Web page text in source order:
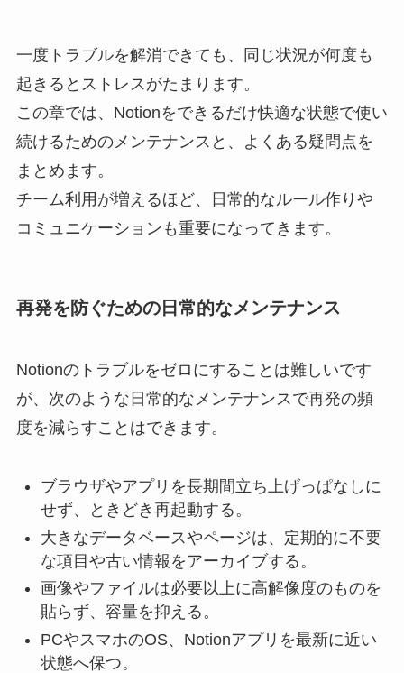
一度トラブルを解消できても、同じ状況が何度も
起きるとストレスがたまります。
この章では、Notionをできるだけ快適な状態で使い
続けるためのメンテナンスと、よくある疑問点を
まとめます。
チーム利用が増えるほど、日常的なルール作りや
コミュニケーションも重要になってきます。
再発を防ぐための日常的なメンテナンス
Notionのトラブルをゼロにすることは難しいです
が、次のような日常的なメンテナンスで再発の頻
度を減らすことはできます。
ブラウザやアプリを長期間立ち上げっぱなしに
せず、ときどき再起動する。
大きなデータベースやページは、定期的に不要
な項目や古い情報をアーカイブする。
画像やファイルは必要以上に高解像度のものを
貼らず、容量を抑える。
PCやスマホのOS、Notionアプリを最新に近い
状態へ保つ。